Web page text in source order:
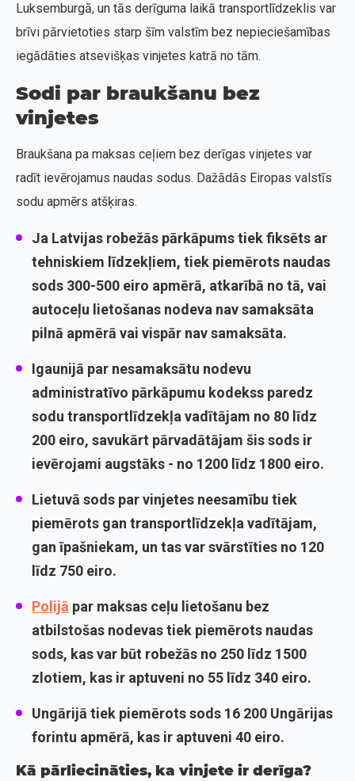
Luksemburgā, un tās derīguma laikā transportlīdzeklis var
brīvi pārvietoties starp šīm valstīm bez nepieciešamības
iegādāties atsevišķas vinjetes katrā no tām.
Sodi par braukšanu bez
vinjetes
Braukšana pa maksas ceļiem bez derīgas vinjetes var
radīt ievērojamus naudas sodus. Dažādās Eiropas valstīs
sodu apmērs atšķiras.
Ja Latvijas robežās pārkāpums tiek fiksēts ar
tehniskiem līdzekļiem, tiek piemērots naudas
sods 300-500 eiro apmērā, atkarībā no tā, vai
autoceļu lietošanas nodeva nav samaksāta
pilnā apmērā vai vispār nav samaksāta.
Igaunijā par nesamaksātu nodevu
administratīvo pārkāpumu kodekss paredz
sodu transportlīdzekļa vadītājam no 80 līdz
200 eiro, savukārt pārvadātājam šis sods ir
ievērojami augstāks - no 1200 līdz 1800 eiro.
Lietuvā sods par vinjetes neesamību tiek
piemērots gan transportlīdzekļa vadītājam,
gan īpašniekam, un tas var svārstīties no 120
līdz 750 eiro.
Polijā par maksas ceļu lietošanu bez
atbilstošas nodevas tiek piemērots naudas
sods, kas var būt robežās no 250 līdz 1500
zlotiem, kas ir aptuveni no 55 līdz 340 eiro.
Ungārijā tiek piemērots sods 16 200 Ungārijas
forintu apmērā, kas ir aptuveni 40 eiro.
Kā pārliecināties, ka vinjete ir derīga?